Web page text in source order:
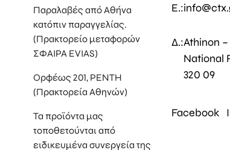
Παραλαβές από Αθήνα
κατόπιν παραγγελίας.
(Πρακτορείο μεταφορών
ΣΦΑΙΡΑ EVIAS)
Ορφέως 201, ΡΕΝΤΗ
(Πρακτορεία Αθηνών)
Τα προϊόντα μας
τοποθετούνται από
ειδικευμένα συνεργεία της
E.:
Δ.:Athinon
National
320 09
Facebook